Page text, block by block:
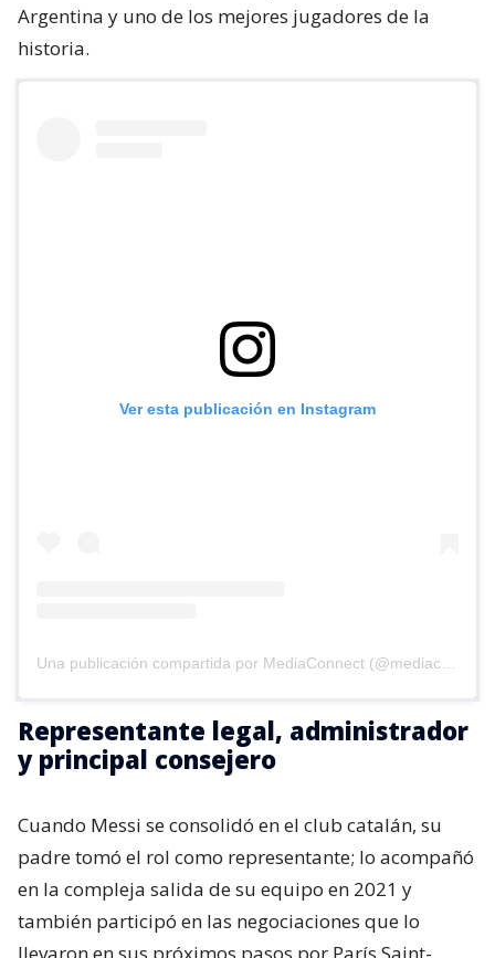
Argentina y uno de los mejores jugadores de la
historia.
Ver esta publicación en Instagram
Representante legal, administrador
y principal consejero
Cuando Messi se consolidó en el club catalán, su
padre tomó el rol como representante; lo acompañó
en la compleja salida de su equipo en 2021 y
también participó en las negociaciones que lo